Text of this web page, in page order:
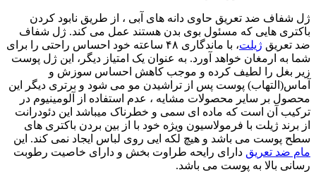
ژل شفاف ضد تعریق حاوی دانه های آبی ، از طریق نابود کردن
باکتری هایی که مسئول بوی بدن هستند عمل می کند. ژل شفاف
ضد تعریق ژیلت
، با ماندگاری ۴۸ ساعته خود احساس راحتی را برای
شما به ارمغان خواهد آورد. به عنوان یک امتیاز دیگر، این ژل پوست
زیر بغل را لطیف کرده و موجب کاهش احساس سوزش و
آماس(التهاب) پوست پس از تراشیدن مو می شود و برتری دیگر این
محصول بر سایر محصولات مشایه ، عدم استفاده از آلومینیوم در
ترکیب آن است که ماده ای سمی و خطرناک میباشد این دئودرانت
از برند ژیلت با فرمولاسیون ویژه خود با از بین بردن باکتری های
سطح پوست می باشد و هیچ لکه ایی روی لباس ایجاد نمی کند. این
مام ضد تعریق دارای رایحه طراوت بخش و دارای خاصیت رطوبت
رسانی بالا به پوست می باشد.